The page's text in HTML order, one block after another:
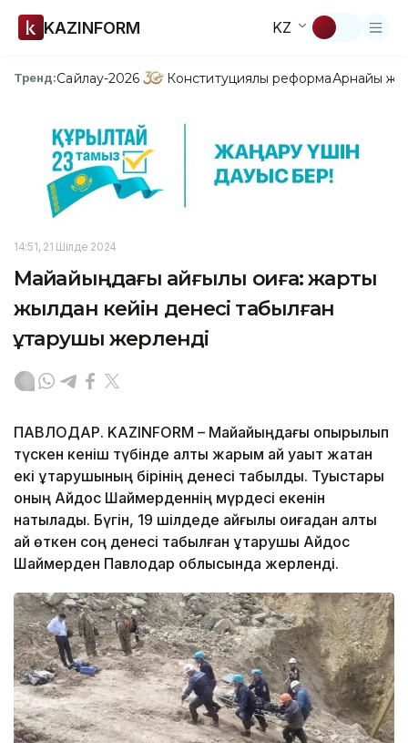
KAZINFORM KZ
Тренд:Сайлау-2026 Конституциялық реформаАрнайы
14:51, 21 Шілде 2024
Майқайыңдағы қайғылы оқиға: жарты
жылдан кейін денесі табылған
құтқарушы жерленді
ПАВЛОДАР. KAZINFORM – Майқайыңдағы опырылып
түскен кеніш түбінде алты жарым ай уақыт жатқан
екі құтқарушының бірінің денесі табылды. Туыстары
оның Айдос Шаймерденнің мүрдесі екенін
нақтылады. Бүгін, 19 шілдеде қайғылы оқиғадан алты
ай өткен соң денесі табылған құтқарушы Айдос
Шаймерден Павлодар облысында жерленді.